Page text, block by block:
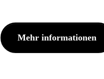
Mehr informationen